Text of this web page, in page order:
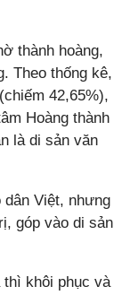
thành hoàng,
Theo thống kê,
42,65%),
Hoàng thành
là di sản văn
dân Việt, nhưng
góp vào di sản
thì khôi phục và